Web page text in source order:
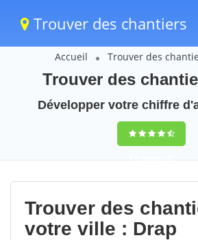
Trouver des chantiers
Accueil Trouver des
Trouver des
Développer votre chiffre
9,5(100%)45
votes
Trouver des
votre ville : Drap